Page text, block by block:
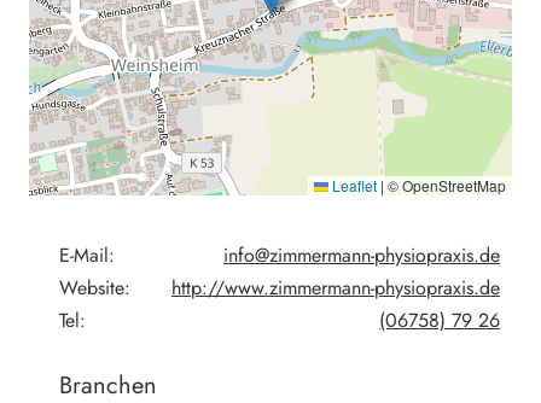
Leaflet | © OpenStreetMap
E-Mail:
info@zimmermann-physiopraxis.de
Website:
http://www.zimmermann-physiopraxis.de
Tel:
(06758) 79 26
Branchen